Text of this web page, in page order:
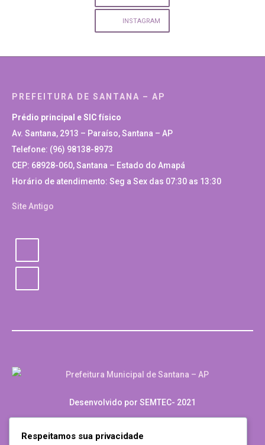
INSTAGRAM
PREFEITURA DE SANTANA – AP
Prédio principal e SIC físico
Av. Santana, 2913 – Paraíso, Santana – AP
Telefone: (96) 98138-8973
CEP: 68928-060, Santana – Estado do Amapá
Horário de atendimento: Seg a Sex das 07:30 as 13:30
Site Antigo
Desenvolvido por SEMTEC- 2021
Respeitamos sua privacidade